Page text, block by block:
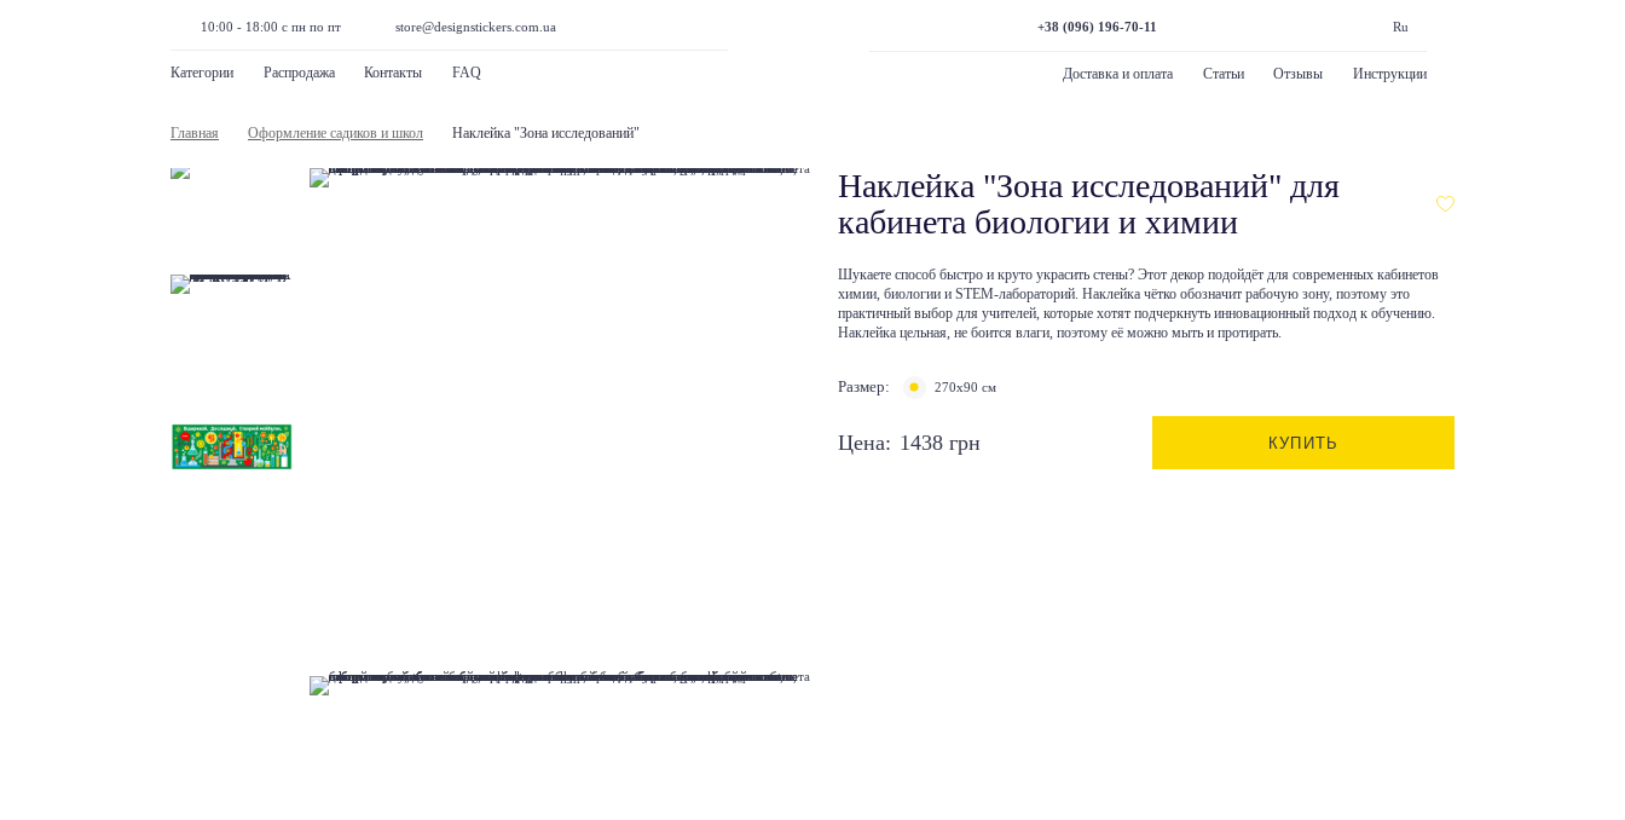
10:00 - 18:00 с пн по пт store@designstickers.com.ua
Категории Распродажа Контакты FAQ
+38 (096) 196-70-11 Ru
Доставка и оплата Статьи Отзывы Инструкции
Главная Оформление садиков и школ Наклейка "Зона исследований"
Наклейка "Зона исследований" для
кабинета биологии и химии
Шукаете способ быстро и круто украсить стены? Этот декор подойдёт для современных кабинетов
химии, биологии и STEM-лабораторий. Наклейка чётко обозначит рабочую зону, поэтому это
практичный выбор для учителей, которые хотят подчеркнуть инновационный подход к обучению.
Наклейка цельная, не боится влаги, поэтому её можно мыть и протирать.
Размер: 270х90 см
Цена: 1438 грн КУПИТЬ